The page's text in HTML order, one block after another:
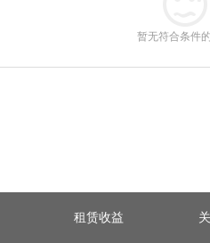
暂无符合条件
租赁收益